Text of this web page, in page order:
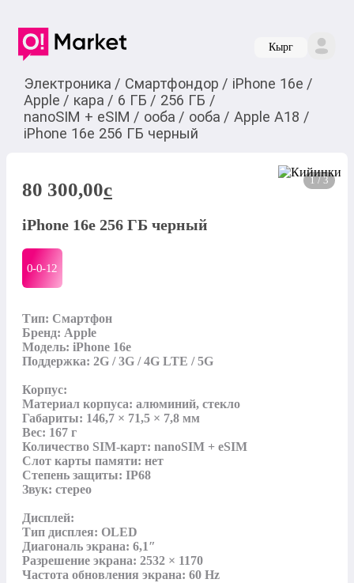
Кырг
Электроника / Смартфондор / iPhone 16e /
Apple / кара / 6 ГБ / 256 ГБ /
nanoSIM + eSIM / ооба / ооба / Apple A18 /
iPhone 16e 256 ГБ черный
1 / 3
80 300,00c
iPhone 16e 256 ГБ черный
0-0-12
Тип: Смартфон
Бренд: Apple
Модель: iPhone 16e
Поддержка: 2G / 3G / 4G LTE / 5G
Корпус:
Материал корпуса: алюминий, стекло
Габариты: 146,7 × 71,5 × 7,8 мм
Вес: 167 г
Количество SIM-карт: nanoSIM + eSIM
Слот карты памяти: нет
Степень защиты: IP68
Звук: стерео
Дисплей:
Тип дисплея: OLED
Диагональ экрана: 6,1″
Разрешение экрана: 2532 × 1170
Частота обновления экрана: 60 Hz